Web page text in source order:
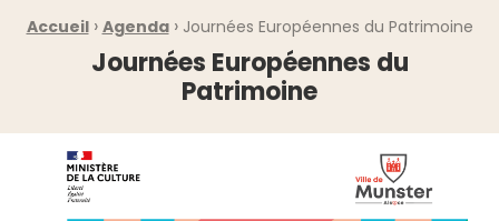
Fil d'Ariane :
Accueil › Agenda › Journées Européennes du Patrimoine
Journées Européennes du
Patrimoine